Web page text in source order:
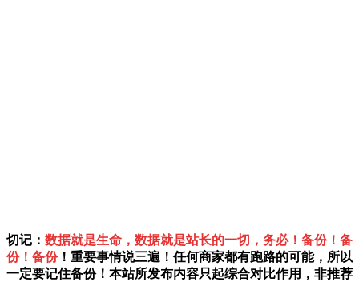
切记： 数据就是生命，数据就是站长的一切，务必！备份！备
份！备份！重要事情说三遍！任何商家都有跑路的可能，所以
一定要记住备份！本站所发布内容只起综合对比作用，非推荐